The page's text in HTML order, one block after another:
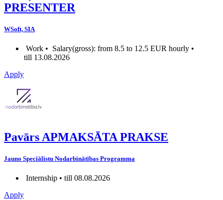
PRESENTER
WSoft, SIA
Work • Salary(gross): from 8.5 to 12.5 EUR hourly •
till 13.08.2026
Apply
Pavārs APMAKSĀTA PRAKSE
Jauno Speciālistu Nodarbinātības Programma
Internship • till 08.08.2026
Apply